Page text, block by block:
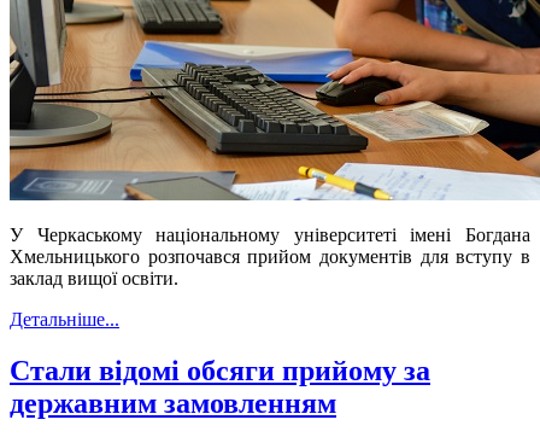
У Черкаському національному університеті імені Богдана
Хмельницького розпочався прийом документів для вступу в
заклад вищої освіти.
Детальніше...
Стали відомі обсяги прийому за
державним замовленням